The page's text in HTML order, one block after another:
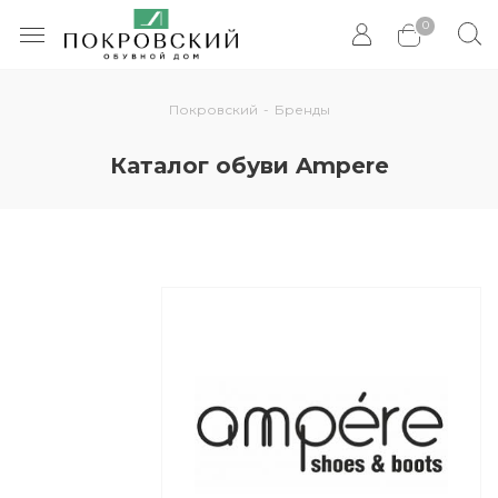
0
Покровский - Бренды
Каталог обуви Ampere